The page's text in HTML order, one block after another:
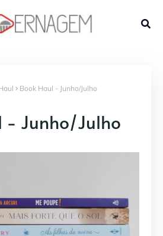
Book Haul - Junho/Julho
- Junho/Julho